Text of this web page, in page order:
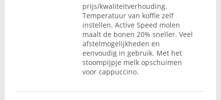
prijs/kwaliteitverhouding.
Temperatuur van koffie zelf
instellen. Active Speed molen
maalt de bonen 20% sneller. Veel
afstelmogelijkheden en
eenvoudig in gebruik. Met het
stoompijpje melk opschuimen
voor cappuccino.